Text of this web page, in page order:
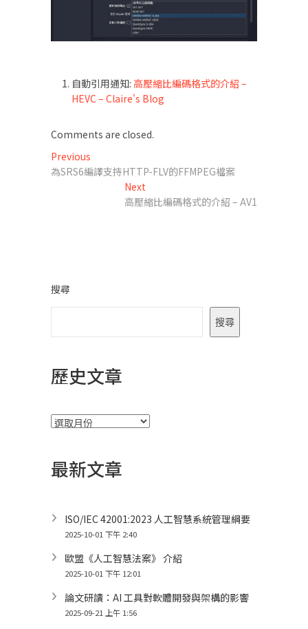
自動引用通知: 高壓縮比編碼格式的介紹 –
HEVC – Claire's Blog
Comments are closed.
文
章
Previous
post:
為SRS6編譯支持HTTP-FLV的FFMPEG檔案
Next
post:
高壓縮比編碼格式的介紹 – AV1
搜尋
搜尋
歷史文章
彙
最新文章
ISO/IEC 42001:2023 人工智慧系統管理綱要
2025-10-01 下午 2:40
歐盟《人工智慧法案》 介紹
2025-10-01 下午 12:01
論文研讀：AI 工具對軟體開發與架構的影響
2025-09-21 上午 1:56